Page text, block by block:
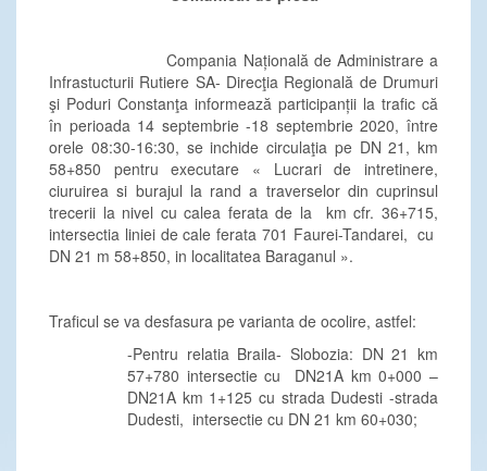
Compania Națională de Administrare a
Infrastucturii Rutiere SA- Direcţia Regională de Drumuri
şi Poduri Constanţa informează participanții la trafic că
în perioada 14 septembrie -18 septembrie 2020, între
orele 08:30-16:30, se inchide circulaţia pe DN 21, km
58+850 pentru executare « Lucrari de intretinere,
ciuruirea si burajul la rand a traverselor din cuprinsul
trecerii la nivel cu calea ferata de la km cfr. 36+715,
intersectia liniei de cale ferata 701 Faurei-Tandarei, cu
DN 21 m 58+850, in localitatea Baraganul ».
Traficul se va desfasura pe varianta de ocolire, astfel:
-Pentru relatia Braila- Slobozia: DN 21 km
57+780 intersectie cu DN21A km 0+000 –
DN21A km 1+125 cu strada Dudesti -strada
Dudesti, intersectie cu DN 21 km 60+030;